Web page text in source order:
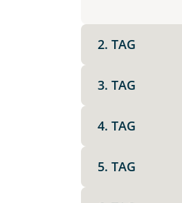
2. TAG
3. TAG
4. TAG
5. TAG